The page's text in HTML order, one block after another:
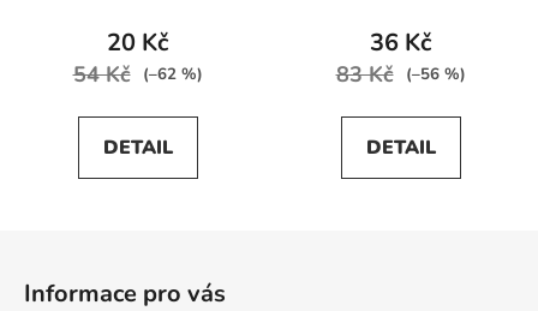
20 Kč
54 Kč (–62 %)
DETAIL
36 Kč
83 Kč (–56 %)
DETAIL
Informace pro vás